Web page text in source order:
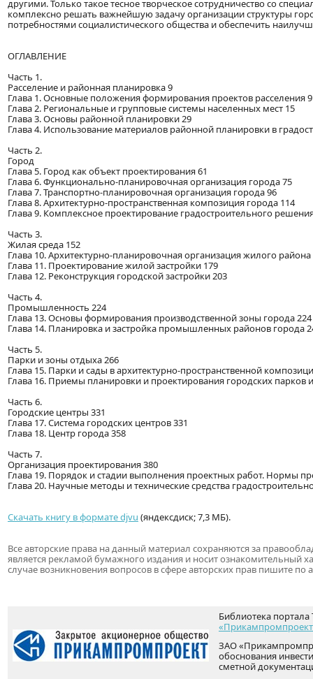
другими. Только такое тесное творческое сотрудничество со
комплексно решать важнейшую задачу организации структуры
потребностями социалистического общества и обеспечить
ОГЛАВЛЕНИЕ
Часть 1.
Расселение и районная планировка 9
Глава 1. Основные положения формирования проектов расселения 9
Глава 2. Региональные и групповые системы населенных мест 15
Глава 3. Основы районной планировки 29
Глава 4. Использование материалов районной планировки в
Часть 2.
Город
Глава 5. Город как объект проектирования 61
Глава 6. Функционально-планировочная организация города 75
Глава 7. Транспортно-планировочная организация города 96
Глава 8. Архитектурно-пространственная композиция города 114
Глава 9. Комплексное проектирование градостроительного
Часть 3.
Жилая среда 152
Глава 10. Архитектурно-планировочная организация жилого
Глава 11. Проектирование жилой застройки 179
Глава 12. Реконструкция городской застройки 203
Часть 4.
Промышленность 224
Глава 13. Основы формирования производственной зоны города 224
Глава 14. Планировка и застройка промышленных районов города
Часть 5.
Парки и зоны отдыха 266
Глава 15. Парки и сады в архитектурно-пространственной
Глава 16. Приемы планировки и проектирования городских парков
Часть 6.
Городские центры 331
Глава 17. Система городских центров 331
Глава 18. Центр города 358
Часть 7.
Организация проектирования 380
Глава 19. Порядок и стадии выполнения проектных работ. Нормы
Глава 20. Научные методы и технические средства
Скачать книгу в формате djvu (яндексдиск; 7,3 МБ).
Все авторские права на данный материал сохраняются за
является рекламой бумажного издания и носит ознакомительный
случае возникновения вопросов в сфере авторских прав пишите по
Библиотека
ЗАО
обоснования
сметной